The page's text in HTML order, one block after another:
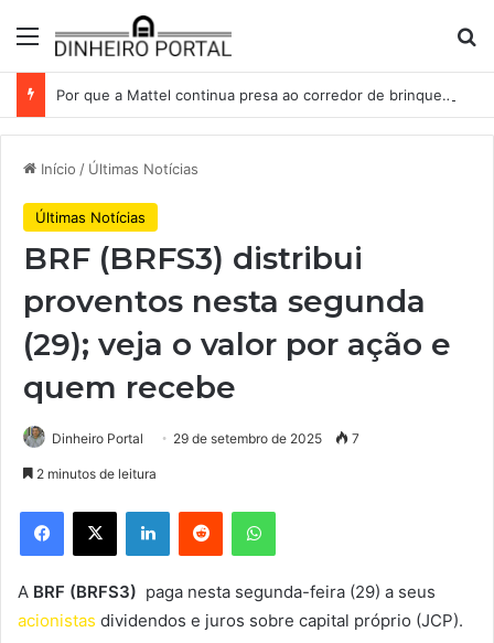
Menu
Por que a Mattel continua presa ao corredor de brinquedos
Início / Últimas Notícias
Últimas Notícias
BRF (BRFS3) distribui
proventos nesta segunda
(29); veja o valor por ação e
quem recebe
Dinheiro Portal 29 de setembro de 2025 7
2 minutos de leitura
Facebook
X LinkedinReddit WhatsApp
A BRF (BRFS3) paga nesta segunda-feira (29) a seus
acionistas dividendos e juros sobre capital próprio (JCP).